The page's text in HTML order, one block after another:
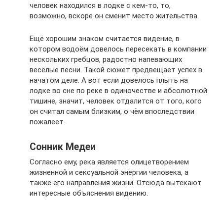
человек находился в лодке с кем-то, то,
возможно, вскоре он сменит место жительства.
Ещё хорошим знаком считается видение, в
котором водоём довелось пересекать в компании
нескольких гребцов, радостно напевающих
весёлые песни. Такой сюжет предвещает успех в
начатом деле. А вот если довелось плыть на
лодке во сне по реке в одиночестве и абсолютной
тишине, значит, человек отдалится от того, кого
он считал самым близким, о чём впоследствии
пожалеет.
Сонник Медеи
Согласно ему, река является олицетворением
жизненной и сексуальной энергии человека, а
также его направления жизни. Отсюда вытекают
интересные объяснения видению.